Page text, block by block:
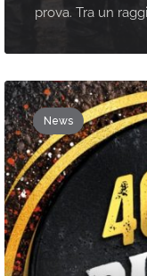
prova. Tra un
News